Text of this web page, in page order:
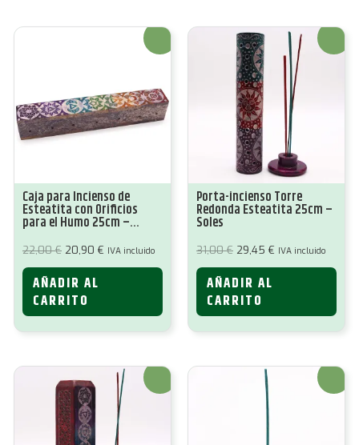
¡Oferta!
Caja para Incienso de
Esteatita con Orificios
para el Humo 25cm –
Chakra
22,00€ El
original
era:
22,00 €.
20,90 € El
actual
IVA incluido
AÑADIR AL
CARRITO
¡Oferta!
Porta-incienso Torre
Redonda Esteatita 25cm –
Soles
31,00€ El
original
era:
31,00 €.
29,45 € El
actual
IVA incluido
AÑADIR AL
CARRITO
¡Oferta! ¡Oferta!